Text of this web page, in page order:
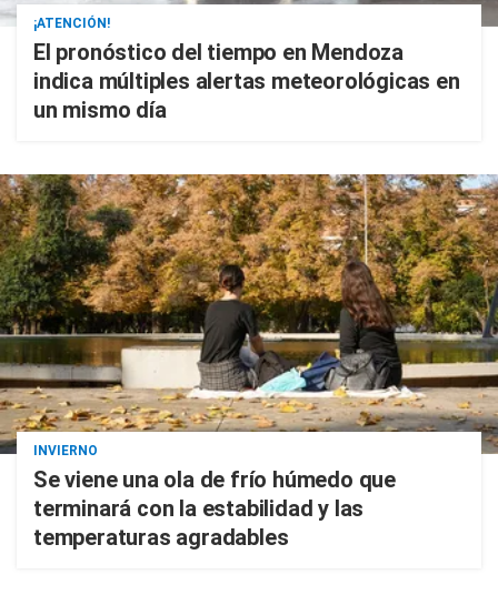
¡ATENCIÓN!
El pronóstico del tiempo en Mendoza
indica múltiples alertas meteorológicas en
un mismo día
INVIERNO
Se viene una ola de frío húmedo que
terminará con la estabilidad y las
temperaturas agradables